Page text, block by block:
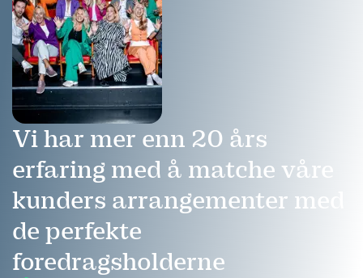
Vi har mer enn 20 års
erfaring med å matche våre
kunders arrangementer med
de perfekte
foredragsholderne